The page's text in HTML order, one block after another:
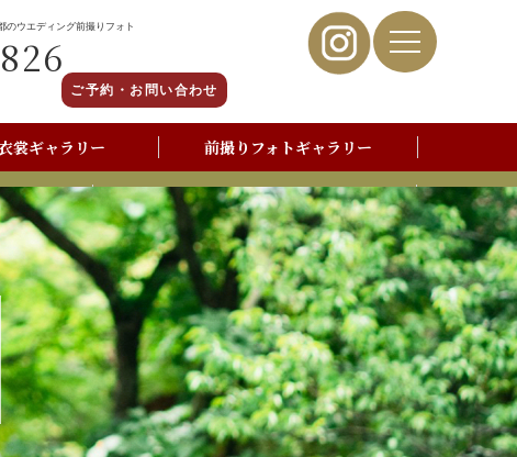
のウエディング前撮りフォト
ご予約・お問い合わせ
裳ギャラリー 前撮りフォトギャラリー
写真撮影よくあるご質問